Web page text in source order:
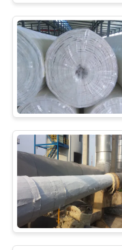
CHÚNG
TÔI
TIN
TỨC
YÊU
CẦU
BÁO
GIÁ
nghiệp
Chăn
Airgel